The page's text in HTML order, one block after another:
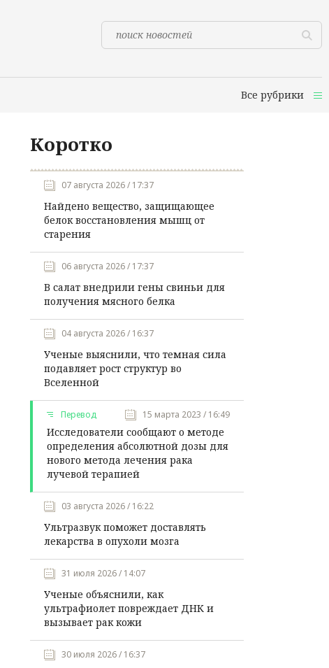
Все рубрики
Коротко
07 августа 2026 / 17:37
Найдено вещество, защищающее
белок восстановления мышц от
старения
06 августа 2026 / 17:37
В салат внедрили гены свиньи для
получения мясного белка
04 августа 2026 / 16:37
Ученые выяснили, что темная сила
подавляет рост структур во
Вселенной
Перевод 15 марта 2023 / 16:49
Исследователи сообщают о методе
определения абсолютной дозы для
нового метода лечения рака
лучевой терапией
03 августа 2026 / 16:22
Ультразвук поможет доставлять
лекарства в опухоли мозга
31 июля 2026 / 14:07
Ученые объяснили, как
ультрафиолет повреждает ДНК и
вызывает рак кожи
30 июля 2026 / 16:37